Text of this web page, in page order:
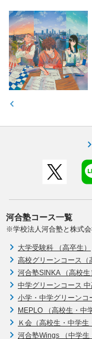
河合塾コース一覧
※学校法人河合塾と株式会
大学受験科 （高卒生）
高校グリーンコース（
河合塾SINKA （高校生
中学グリーンコース 中
小学・中学グリーンコ
MEPLO （高校生・中
Ｋ会（高校生・中学生
河合塾Wings （中学生